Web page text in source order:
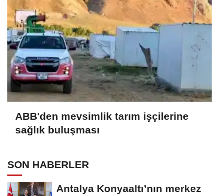
ABB'den mevsimlik tarım işçilerine
sağlık buluşması
SON HABERLER
Antalya Konyaaltı’nın merkez